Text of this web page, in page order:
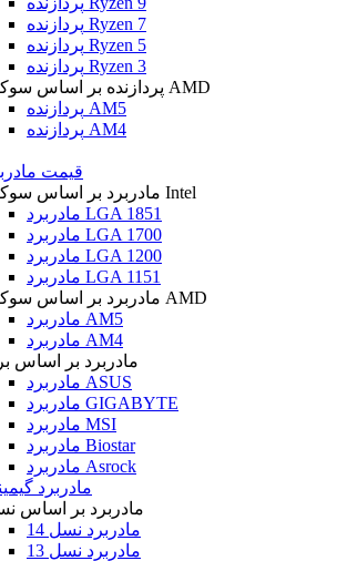
پردازنده Ryzen 7
پردازنده Ryzen 5
پردازنده Ryzen 3
پردازنده بر اساس سوکت AMD
پردازنده AM5
پردازنده AM4
قیمت
مادربرد بر اساس سوکت Intel
مادربرد LGA 1851
مادربرد LGA 1700
مادربرد LGA 1200
مادربرد LGA 1151
مادربرد بر اساس سوکت AMD
مادربرد AM5
مادربرد AM4
مادربرد بر اساس
مادربرد ASUS
مادربرد GIGABYTE
مادربرد MSI
مادربرد Biostar
مادربرد Asrock
مادربرد
مادربرد بر اساس
مادربرد نسل 14
مادربرد نسل 13